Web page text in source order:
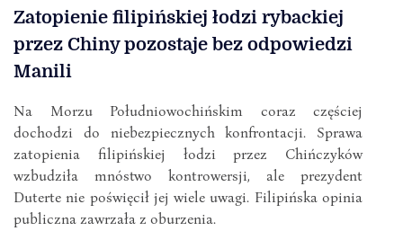
Zatopienie filipińskiej łodzi rybackiej
przez Chiny pozostaje bez odpowiedzi
Manili
Na Morzu Południowochińskim coraz częściej
dochodzi do niebezpiecznych konfrontacji. Sprawa
zatopienia filipińskiej łodzi przez Chińczyków
wzbudziła mnóstwo kontrowersji, ale prezydent
Duterte nie poświęcił jej wiele uwagi. Filipińska opinia
publiczna zawrzała z oburzenia.